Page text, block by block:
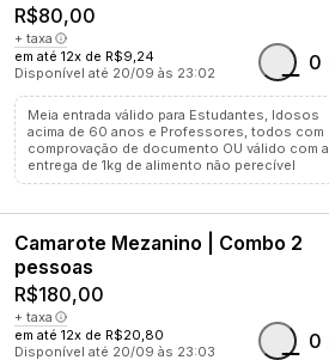
R$80,00
+ taxa
em até 12x de R$9,24
Disponível até 20/09 às 23:02
0
Meia entrada válido para Estudantes, Idosos
acima de 60 anos e Professores, todos com
comprovação de documento OU válido com a
entrega de 1kg de alimento não perecível
Camarote Mezanino | Combo 2
pessoas
R$180,00
+ taxa
em até 12x de R$20,80
Disponível até 20/09 às 23:03
0